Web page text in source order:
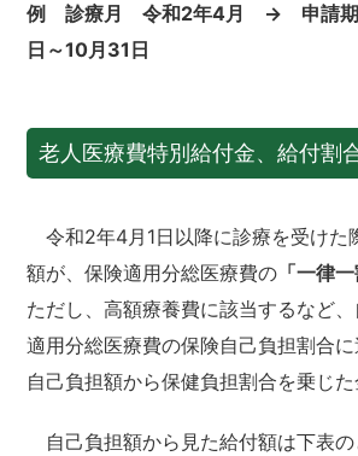
例 診療月 令和2年4月 → 申請期
日～10月31日
老人医療費特別給付金、給付割
令和2年4月1日以降に診療を受けた
額が、保険適用分総医療費の 「一律一
ただし、高額療養費に該当するなど
適用分総医療費の保険自己負担割合に
自己負担額から保健負担割合を乗じた
自己負担額から見た給付額は下表の